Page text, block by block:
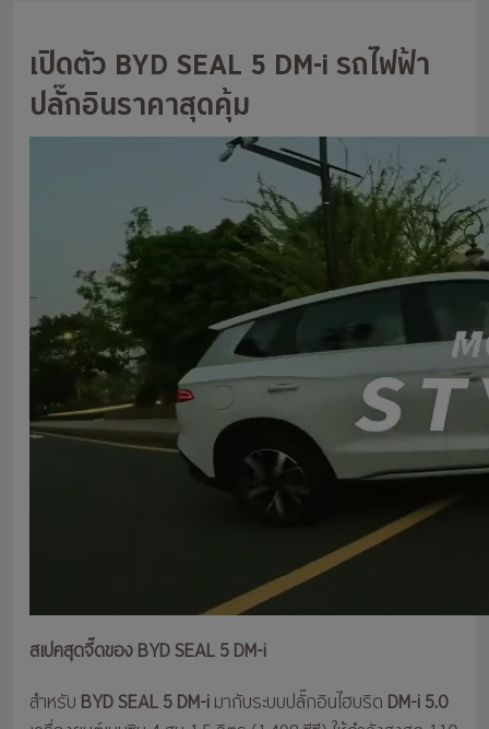
เปิดตัว BYD SEAL 5 DM-i รถไฟฟ้า
ปลั๊กอินราคาสุดคุ้ม
สเปคสุดจี๊ดของ BYD SEAL 5 DM-i
สำหรับ BYD SEAL 5 DM-iมากับระบบปลั๊กอินไฮบริด DM-i 5.0